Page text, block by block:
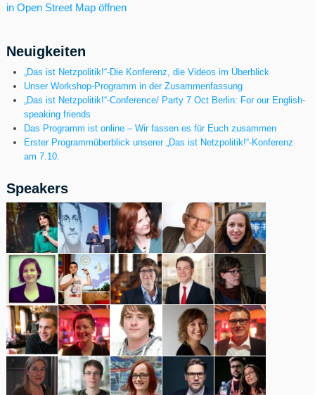
in Open Street Map öffnen
Neuigkeiten
„Das ist Netzpolitik!“-Die Konferenz, die Videos im Überblick
Unser Workshop-Programm in der Zusammenfassung
„Das ist Netzpolitik!“-Conference/ Party 7 Oct Berlin: For our English-
speaking friends
Das Programm ist online – Wir fassen es für Euch zusammen
Erster Programmüberblick unserer „Das ist Netzpolitik!“-Konferenz
am 7.10.
Speakers